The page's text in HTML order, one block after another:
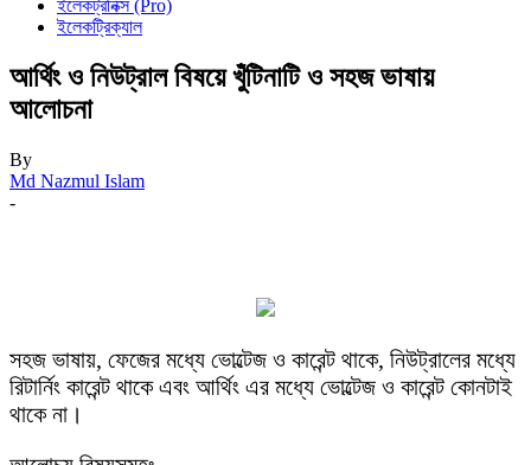
ইলেকট্রনিক্স (Pro)
ইলেকট্রিক্যাল
আর্থিং ও নিউট্রাল বিষয়ে খুঁটিনাটি ও সহজ ভাষায়
আলোচনা
By
Md Nazmul Islam
-
সহজ ভাষায়, ফেজের মধ্যে ভোল্টেজ ও কারেন্ট থাকে, নিউট্রালের মধ্যে
রিটার্নিং কারেন্ট থাকে এবং আর্থিং এর মধ্যে ভোল্টেজ ও কারেন্ট কোনটাই
থাকে না।